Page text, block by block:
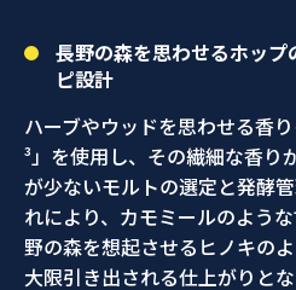
長野の森を思わせるホッ
ピ設計
ハーブやウッドを思わせる香
³」を使用し、その繊細な香り
が少ないモルトの選定と発酵
れにより、カモミールのよう
野の森を想起させるヒノキの
大限引き出される仕上がりとな